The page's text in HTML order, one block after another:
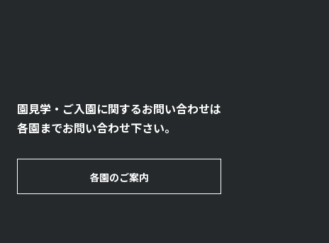
園見学・ご入園に関するお問い合わせは
各園までお問い合わせ下さい。
各園のご案内